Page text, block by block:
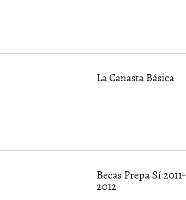
La Canasta Básica
Becas Prepa Sí 2011-
2012